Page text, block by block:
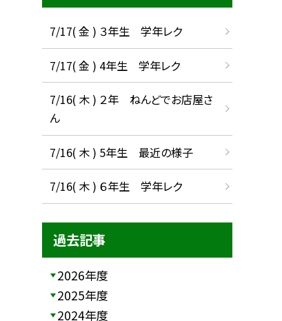
7/17( 金 ) ３年生 学年レク
7/17( 金 ) 4年生 学年レク
7/16( 木 ) ２年 ねんどでお店屋さ
ん
7/16( 木 ) 5年生 最近の様子
7/16( 木 ) ６年生 学年レク
過去記事
2026年度
2025年度
2024年度